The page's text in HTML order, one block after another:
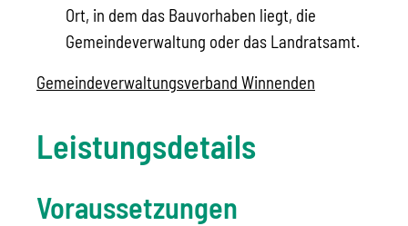
Ort, in dem das Bauvorhaben liegt, die
Gemeindeverwaltung oder das Landratsamt.
Gemeindeverwaltungsverband Winnenden
Leistungsdetails
Voraussetzungen